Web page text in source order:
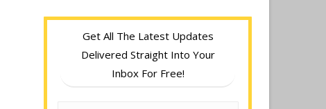
Get All The Latest Updates
Delivered Straight Into Your
Inbox For Free!